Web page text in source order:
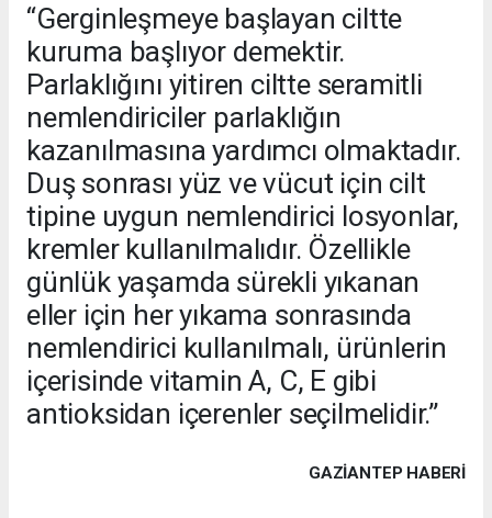
“Gerginleşmeye başlayan ciltte
kuruma başlıyor demektir.
Parlaklığını yitiren ciltte seramitli
nemlendiriciler parlaklığın
kazanılmasına yardımcı olmaktadır.
Duş sonrası yüz ve vücut için cilt
tipine uygun nemlendirici losyonlar,
kremler kullanılmalıdır. Özellikle
günlük yaşamda sürekli yıkanan
eller için her yıkama sonrasında
nemlendirici kullanılmalı, ürünlerin
içerisinde vitamin A, C, E gibi
antioksidan içerenler seçilmelidir.”
GAZIANTEP HABERİ